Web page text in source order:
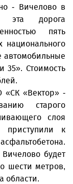
- Вичелово в
эта дорога
пять
национального
автомобильные
35». Стоимость
«СК «Вектор» -
старого
слоя
приступили к
будет
шести метров,
области.